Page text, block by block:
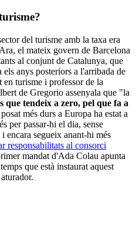
del turisme amb la taxa era
el mateix govern de Barcelona
al conjunt de Catalunya, que
els anys posteriors a l'arribada de
turisme i professor de la
de Gregorio assenyala que "la
que tendeix a zero, pel que fa a
més durs a Europa ha estat a
per passar-hi el dia, sense
encara segueix anant-hi més
responsabilitats al consorci
mandat d'Ada Colau apunta
que està instaurat aquest